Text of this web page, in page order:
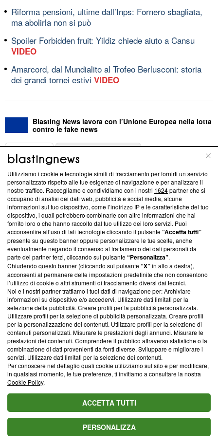
Riforma pensioni, ultime dall’Inps: Fornero sbagliata,
ma abolirla non si può
Spoiler Forbidden fruit: Yildiz chiede aiuto a Cansu
VIDEO
Amarcord, dal Mundialito al Trofeo Berlusconi: storia
dei grandi tornei estivi VIDEO
Blasting News lavora con l’Unione Europea nella lotta
contro le fake news
ABOUT
Questa sezione offre informazioni trasparenti su Blasting
News, sui nostri processi editoriali e su come ci impegniamo a
creare news di qualità. Inoltre, afferma la nostra aderenza a
‘Trust Project - News with Integrity’Blasting News non è
ancora membro del programma, ma ha richiesto di farne
parte; Trust Project non ha ancora effettuato una verifica di
conformità agli standard.
Su di noi
Team editoriale
Corporate
Redazione
Informativa Privacy
Cookie Policy
Blasting SA, IDI CHE-247.845.224, Via Carlo Frasca, 3 - 6900
Lugano (Svizzera) Tel:+39 0690258937
© 2026 Blasting News
Utilizziamo i cookie e tecnologie simili di tracciamento per fornirti un servizio
personalizzato rispetto alle tue esigenze di navigazione e per analizzare il
nostro traffico. Raccogliamo e condividiamo con i nostri 1624partner che si
occupano di analisi dei dati web, pubblicità e social media, alcune
informazioni sul tuo dispositivo, come l’indirizzo IP e le caratteristiche del tuo
dispositivo, i quali potrebbero combinarle con altre informazioni che hai
fornito loro o che hanno raccolto dal tuo utilizzo dei loro servizi. Puoi
acconsentire all’uso di tali tecnologie cliccando il pulsante“Accetta tutti”
presente su questo banner oppure personalizzare le tue scelte, anche
eventualmente negando il consenso al trattamento dei dati personali da
parte dei partner terzi, cliccando sul pulsante“Personalizza”.
Chiudendo questo banner (cliccando sul pulsante“X”in alto a destra),
acconsenti al permanere delle impostazioni predefinite che non consentono
l’utilizzo di cookie o altri strumenti di tracciamento diversi dai tecnici.
Noi e i nostri partner trattiamo i tuoi dati di navigazione per: Archiviare
informazioni su dispositivo e/o accedervi. Utilizzare dati limitati per la
selezione della pubblicità. Creare profili per la pubblicità personalizzata.
Utilizzare profili per la selezione di pubblicità personalizzata. Creare profili
per la personalizzazione dei contenuti. Utilizzare profili per la selezione di
contenuti personalizzati. Misurare le prestazioni degli annunci. Misurare le
prestazioni dei contenuti. Comprendere il pubblico attraverso statistiche o la
combinazione di dati provenienti da fonti diverse. Sviluppare e migliorare i
servizi. Utilizzare dati limitati per la selezione dei contenuti.
Per conoscere nel dettaglio quali cookie utilizziamo sul sito e per modificare,
in qualsiasi momento, le tue preferenze, ti invitiamo a consultare la nostra
Cookie Policy.
ACCETTA TUTTI
PERSONALIZZA